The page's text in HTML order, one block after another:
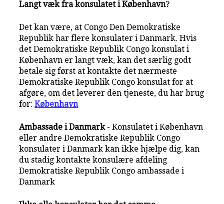
Langt væk fra konsulatet i København?
Det kan være, at Congo Den Demokratiske
Republik har flere konsulater i Danmark. Hvis
det Demokratiske Republik Congo konsulat i
København er langt væk, kan det særlig godt
betale sig først at kontakte det nærmeste
Demokratiske Republik Congo konsulat for at
afgøre, om det leverer den tjeneste, du har brug
for:København
Ambassade i Danmark- Konsulatet i København
eller andre Demokratiske Republik Congo
konsulater i Danmark kan ikke hjælpe dig, kan
du stadig kontakte konsulære afdeling
Demokratiske Republik Congo ambassade i
Danmark